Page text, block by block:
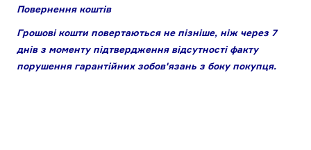
Повернення коштів
Грошові кошти повертаються не пізніше, ніж через 7
днів з моменту підтвердження відсутності факту
порушення гарантійних зобов'язань з боку покупця.